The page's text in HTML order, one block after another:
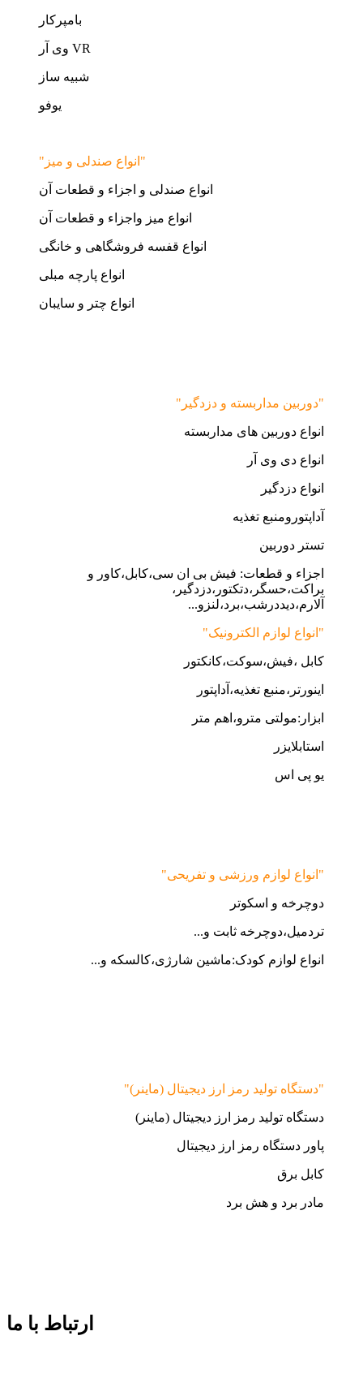
بامپرکار
وی آر VR
شبیه ساز
یوفو
"انواع صندلی و میز"
انواع صندلی و اجزاء و قطعات آن
انواع میز واجزاء و قطعات آن
انواع قفسه فروشگاهی و خانگی
انواع پارچه مبلی
انواع چتر و سایبان
"دوربین مداربسته و دزدگیر"
انواع دوربین های مداربسته
انواع دی وی آر
انواع دزدگیر
آداپتورومنبع تغذیه
تستر دوربین
اجزاء و قطعات: فیش بی ان سی،کابل،کاور و
براکت،حسگر،دتکتور،دزدگیر،
آلارم،دیددرشب،برد،لنزو...
"انواع لوازم الکترونیک"
کابل ،فیش،سوکت،کانکتور
اینورتر،منبع تغذیه،آداپتور
ابزار:مولتی مترو،اهم متر
استابلایزر
یو پی اس
"انواع لوازم ورزشی و تفریحی"
دوچرخه و اسکوتر
تردمیل،دوچرخه ثابت و...
انواع لوازم کودک:ماشین شارژی،کالسکه و...
"دستگاه تولید رمز ارز دیجیتال (ماینر)"
دستگاه تولید رمز ارز دیجیتال (ماینر)
پاور دستگاه رمز ارز دیجیتال
کابل برق
مادر برد و هش برد
ارتباط با ما